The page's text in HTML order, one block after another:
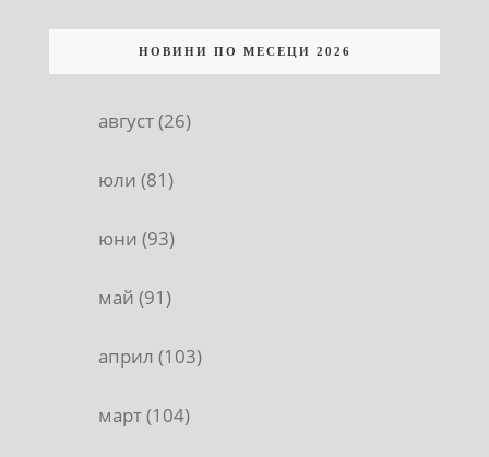
НОВИНИ ПО МЕСЕЦИ 2026
август (26)
юли (81)
юни (93)
май (91)
април (103)
март (104)